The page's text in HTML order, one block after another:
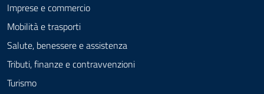
Imprese e commercio
Mobilità e trasporti
Salute, benessere e assistenza
Tributi, finanze e contravvenzioni
Turismo